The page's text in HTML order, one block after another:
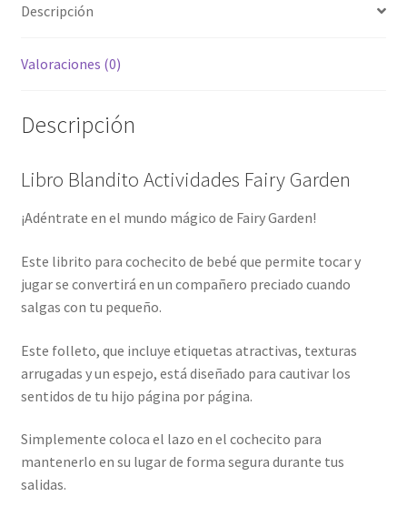
Descripción
Valoraciones (0)
Descripción
Libro Blandito Actividades Fairy Garden
¡Adéntrate en el mundo mágico de Fairy Garden!
Este librito para cochecito de bebé que permite tocar y
jugar se convertirá en un compañero preciado cuando
salgas con tu pequeño.
Este folleto, que incluye etiquetas atractivas, texturas
arrugadas y un espejo, está diseñado para cautivar los
sentidos de tu hijo página por página.
Simplemente coloca el lazo en el cochecito para
mantenerlo en su lugar de forma segura durante tus
salidas.